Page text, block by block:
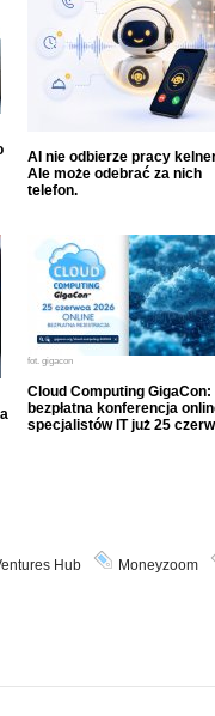
AI nie odbierze pracy
Ale może odebrać za nich
telefon.
fot. gigacon
Cloud Computing GigaCon:
bezpłatna konferencja
specjalistów IT już 25
Hub Moneyzoom